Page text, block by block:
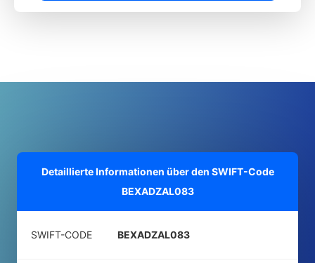
Detaillierte Informationen über den SWIFT-Code
BEXADZAL083
SWIFT-CODE BEXADZAL083